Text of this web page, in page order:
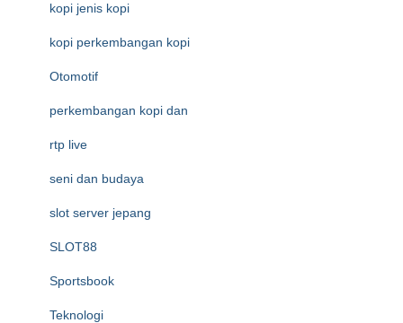
kopi jenis kopi
kopi perkembangan kopi
Otomotif
perkembangan kopi dan
rtp live
seni dan budaya
slot server jepang
SLOT88
Sportsbook
Teknologi